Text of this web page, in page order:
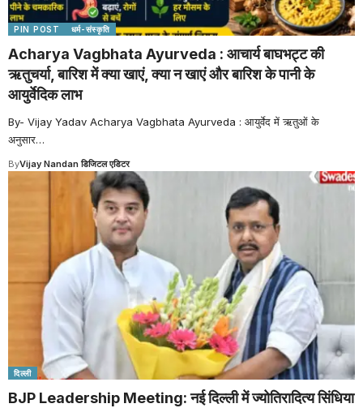
PIN POST धर्म-संस्कृति
Acharya Vagbhata Ayurveda : आचार्य बाघभट्ट की
ऋतुचर्या, बारिश में क्या खाएं, क्या न खाएं और बारिश के पानी के
आयुर्वेदिक लाभ
By- Vijay Yadav Acharya Vagbhata Ayurveda : आयुर्वेद में ऋतुओं के
अनुसार…
ByVijay Nandan डिजिटल एडिटर
दिल्ली
BJP Leadership Meeting: नई दिल्ली में ज्योतिरादित्य सिंधिया